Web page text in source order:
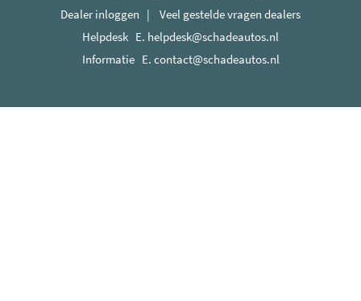
Dealer inloggen | Veel gestelde vragen dealers
Helpdesk E. helpdesk@schadeautos.nl
Informatie E. contact@schadeautos.nl